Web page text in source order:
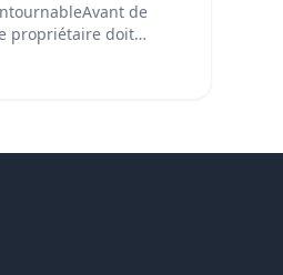
de
propriétaire doit